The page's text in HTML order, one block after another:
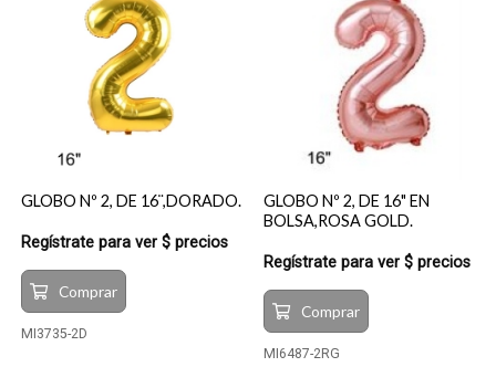
GLOBO Nº 2, DE 16¨,DORADO.
Regístrate para ver $ precios
Comprar
MI3735-2D
GLOBO Nº 2, DE 16" EN
BOLSA,ROSA GOLD.
Regístrate para ver $ precios
Comprar
MI6487-2RG